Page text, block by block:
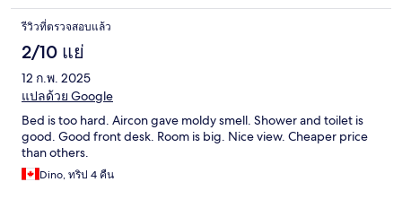
รีวิวที่ตรวจสอบแล้ว
2/10 แย่
12 ก.พ. 2025
แปลด้วย Google
Bed is too hard. Aircon gave moldy smell. Shower and toilet is
good. Good front desk. Room is big. Nice view. Cheaper price
than others.
Dino, ทริป 4 คืน